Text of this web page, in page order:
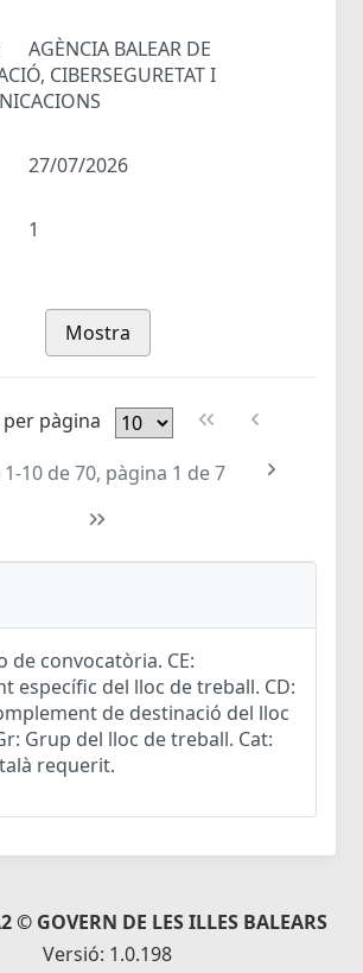
AGÈNCIA BALEAR DE
CIBERSEGURETAT I
27/07/2026
1
Mostra
pàgina
10 de 70, pàgina 1 de 7
de convocatòria. CE:
específic del lloc de treball. CD:
de destinació del lloc
Grup del lloc de treball. Cat:
requerit.
© GOVERN DE LES ILLES BALEARS
Versió: 1.0.198